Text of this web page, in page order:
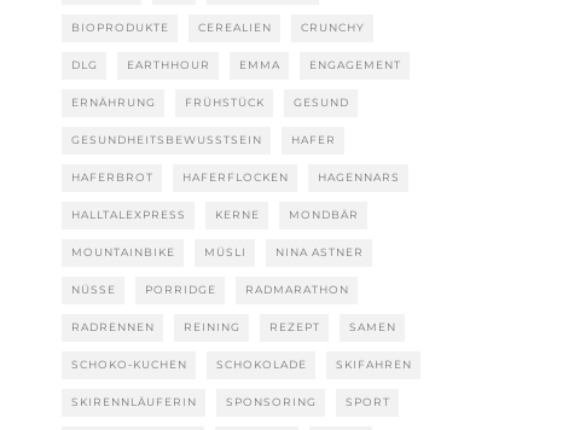
BIOPRODUKTE CEREALIEN CRUNCHY
DLG EARTHHOUR EMMA ENGAGEMENT
ERNÄHRUNG FRÜHSTÜCK GESUND
GESUNDHEITSBEWUSSTSEIN HAFER
HAFERBROT HAFERFLOCKEN HAGENNARS
HALLTALEXPRESS KERNE MONDBÄR
MOUNTAINBIKE MÜSLI NINA ASTNER
NÜSSE PORRIDGE RADMARATHON
RADRENNEN REINING REZEPT SAMEN
SCHOKO-KUCHEN SCHOKOLADE SKIFAHREN
SKIRENNLÄUFERIN SPONSORING SPORT